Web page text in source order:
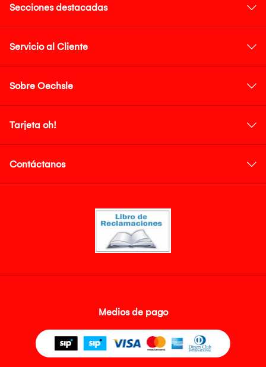
Secciones destacadas
Servicio al Cliente
Sobre Oechsle
Tarjeta oh!
Contáctanos
Medios de pago